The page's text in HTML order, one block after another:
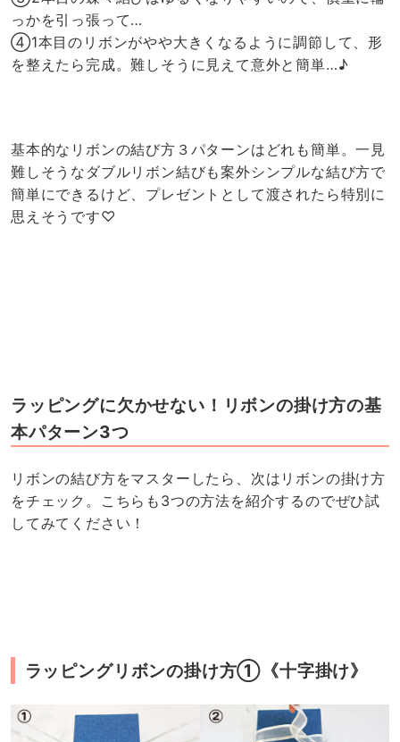
っかを引っ張って…
④1本目のリボンがやや大きくなるように調節して、形
を整えたら完成。難しそうに見えて意外と簡単…♪
基本的なリボンの結び方３パターンはどれも簡単。一見
難しそうなダブルリボン結びも案外シンプルな結び方で
簡単にできるけど、プレゼントとして渡されたら特別に
思えそうです♡
ラッピングに欠かせない！リボンの掛け方の基
本パターン3つ
リボンの結び方をマスターしたら、次はリボンの掛け方
をチェック。こちらも3つの方法を紹介するのでぜひ試
してみてください！
ラッピングリボンの掛け方①《十字掛け》